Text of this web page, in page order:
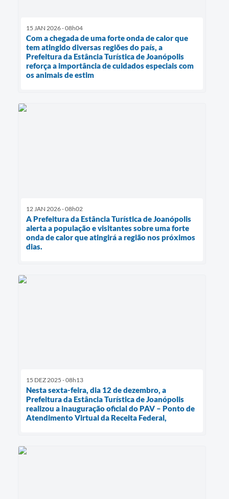
15 JAN 2026 - 08h04
Com a chegada de uma forte onda de calor que
tem atingido diversas regiões do país, a
Prefeitura da Estância Turística de Joanópolis
reforça a importância de cuidados especiais com
os animais de estim
12 JAN 2026 - 08h02
A Prefeitura da Estância Turística de Joanópolis
alerta a população e visitantes sobre uma forte
onda de calor que atingirá a região nos próximos
dias.
15 DEZ 2025 - 08h13
Nesta sexta-feira, dia 12 de dezembro, a
Prefeitura da Estância Turística de Joanópolis
realizou a inauguração oficial do PAV – Ponto de
Atendimento Virtual da Receita Federal,